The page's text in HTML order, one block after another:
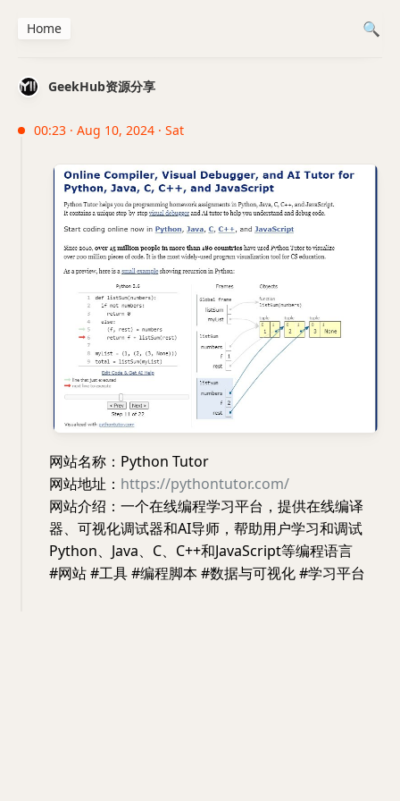
GeekHub资源分享
00:23 · Aug 10, 2024 · Sat
网站名称：Python Tutor
网站地址： https://pythontutor.com/
网站介绍：一个在线编程学习平台，提供在线编译
器、可视化调试器和AI导师，帮助用户学习和调试
Python、Java、C、C++和JavaScript等编程语言
#网站 #工具 #编程脚本 #数据与可视化 #学习平台
Home